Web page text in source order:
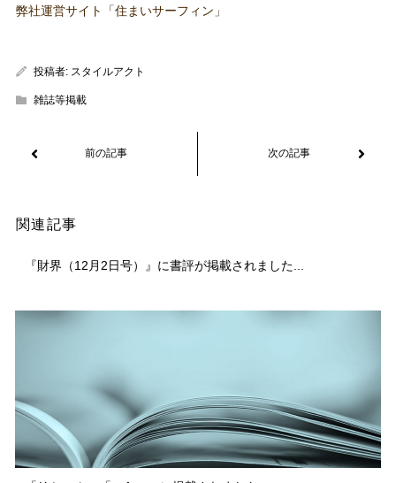
弊社運営サイト「住まいサーフィン」
投稿者: スタイルアクト
雑誌等掲載
関連記事
『財界（12月2日号）』に書評が掲載されました...